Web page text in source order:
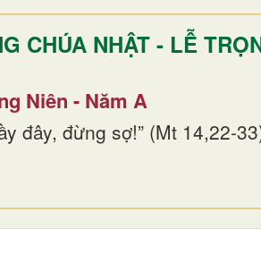
CHÚA NHẬT - LỄ
Niên - Năm A
đây, đừng sợ!” (Mt 14,22-